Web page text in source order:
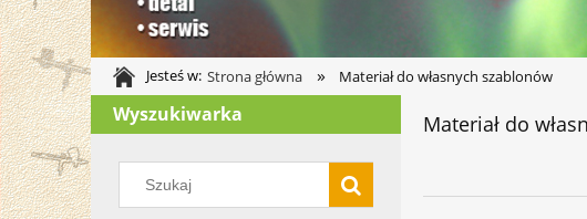
Jesteś w: Strona główna » Materiał do własnych szablonów
Wyszukiwarka Materiał do